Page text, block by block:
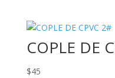
COPLE DE
$45